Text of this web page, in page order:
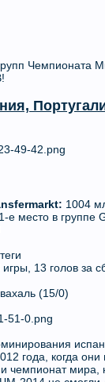
Чемпионата
1004
1-е место в группе
13 голов за
(15/0)
года, когда они
чемпионат мира,